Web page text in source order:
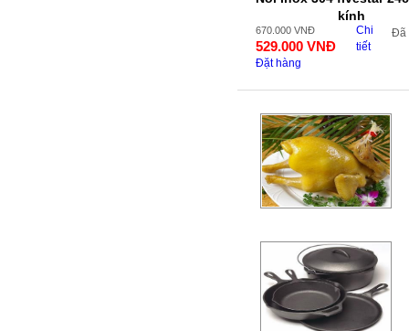
kính
670.000 VNĐ
529.000 VNĐ
Đã
Chi
tiết
Đặt hàng